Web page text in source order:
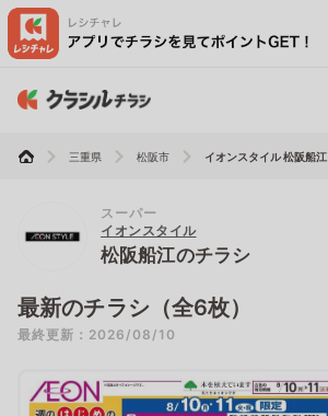
三重県 松阪市 イオンスタイル 松阪船江
スーパー
イオンスタイル
松阪船江のチラシ
最新のチラシ（全6枚）
最終更新：2026/08/10